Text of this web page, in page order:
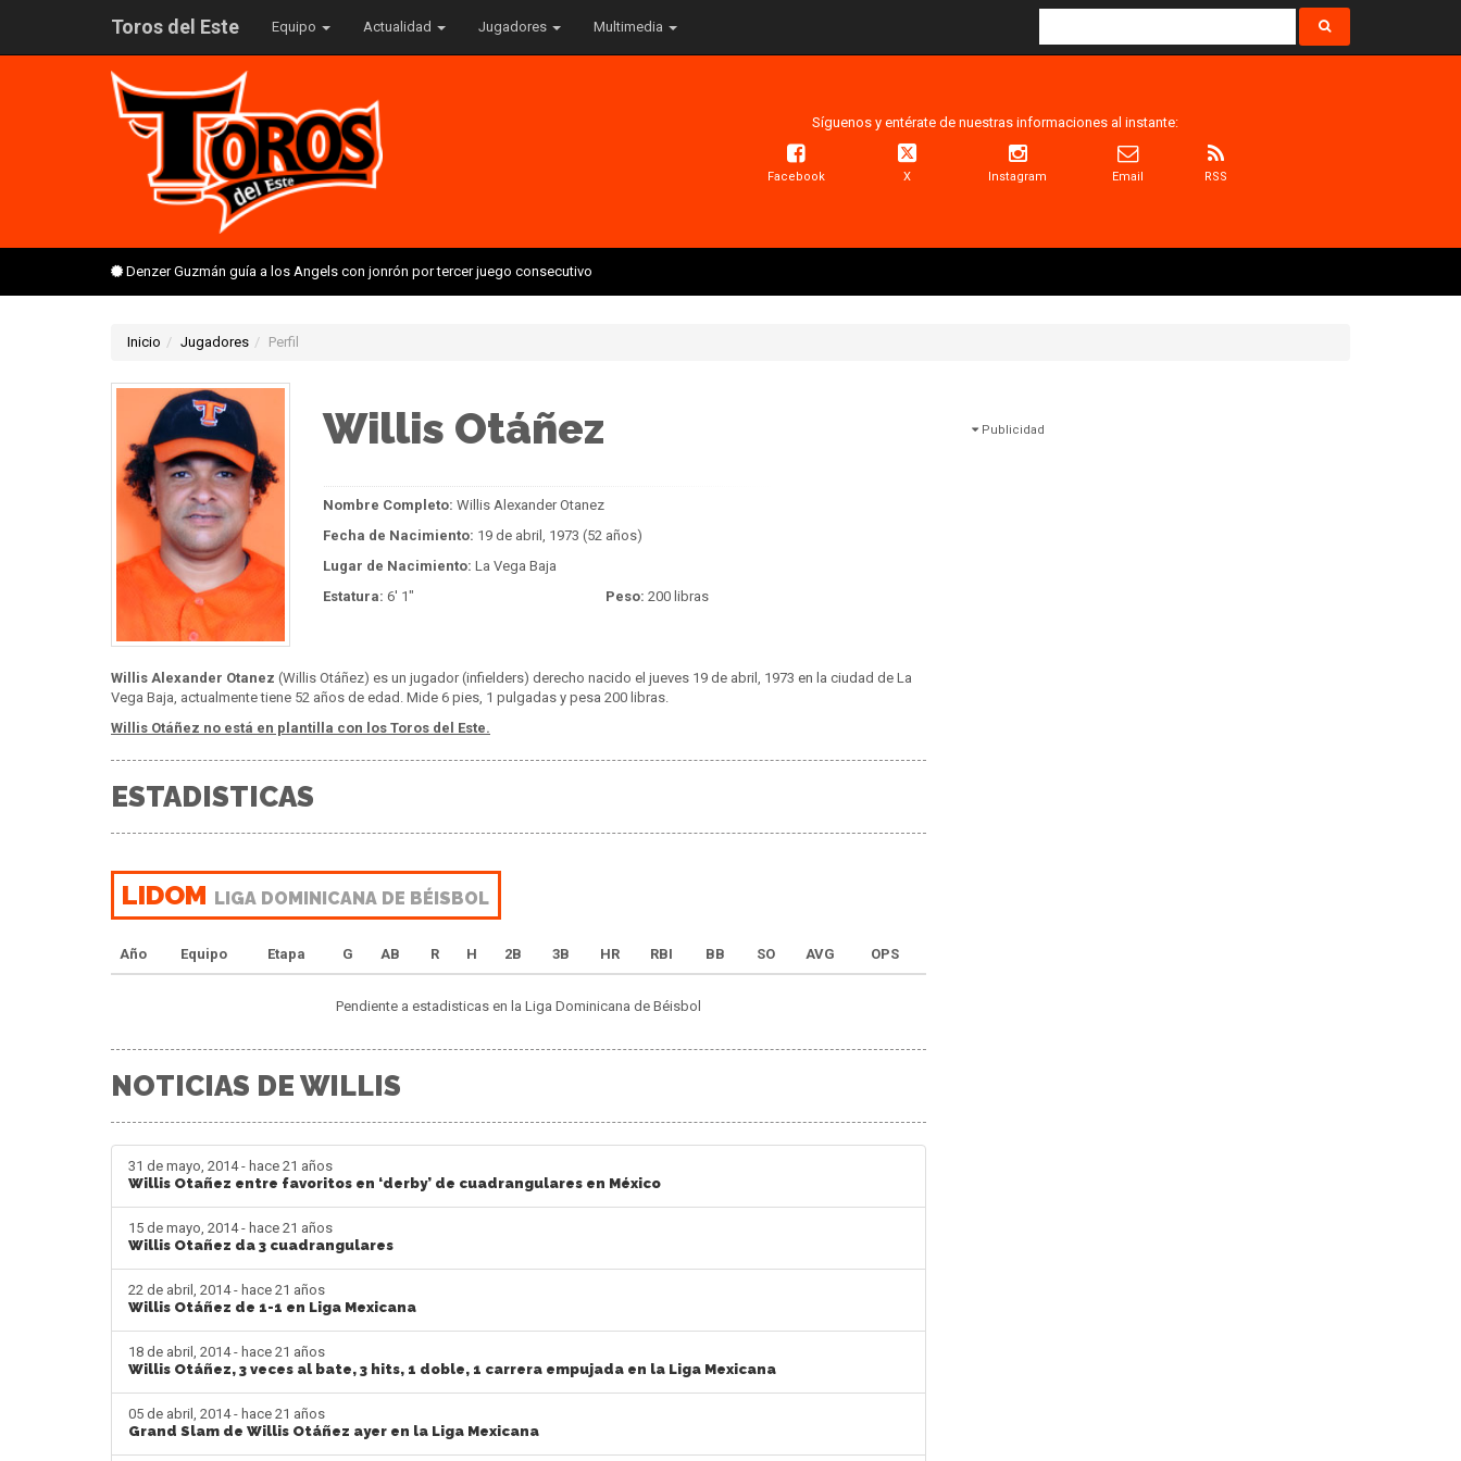
Toros del Este Equipo Actualidad Jugadores Multimedia
Síguenos y entérate de nuestras informaciones al instante:
Facebook X Instagram Email RSS
Denzer Guzmán guía a los Angels con jonrón por tercer juego consecutivo
Inicio Jugadores Perfil
Willis Otáñez
Nombre Completo: Willis Alexander Otanez
Fecha de Nacimiento: 19 de abril, 1973 (52 años)
Lugar de Nacimiento: La Vega Baja
Estatura: 6' 1" Peso: 200 libras
Willis Alexander Otanez (Willis Otáñez) es un jugador (infielders) derecho nacido el jueves 19 de abril, 1973 en la ciudad de La
Vega Baja, actualmente tiene 52 años de edad. Mide 6 pies, 1 pulgadas y pesa 200 libras.
Willis Otáñez no está en plantilla con los Toros del Este.
ESTADISTICAS
LIDOM LIGA DOMINICANA DE BÉISBOL
Año Equipo Etapa G AB R H 2B 3B HR RBI BB SO AVG OPS
Pendiente a estadisticas en la Liga Dominicana de Béisbol
NOTICIAS DE WILLIS
31 de mayo, 2014 - hace 21 años
Willis Otañez entre favoritos en ‘derby’ de cuadrangulares en México
15 de mayo, 2014 - hace 21 años
Willis Otañez da 3 cuadrangulares
22 de abril, 2014 - hace 21 años
Willis Otáñez de 1-1 en Liga Mexicana
18 de abril, 2014 - hace 21 años
Willis Otáñez, 3 veces al bate, 3 hits, 1 doble, 1 carrera empujada en la Liga Mexicana
05 de abril, 2014 - hace 21 años
Grand Slam de Willis Otáñez ayer en la Liga Mexicana
Publicidad